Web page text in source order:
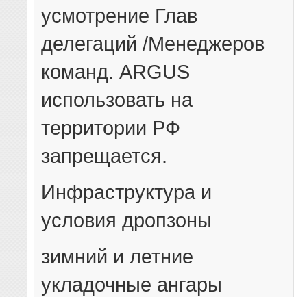
усмотрение Глав
делегаций /Менеджеров
команд. ARGUS
использовать на
территории РФ
запрещается.
Инфраструктура и
условия дропзоны
зимний и летние
укладочные ангары